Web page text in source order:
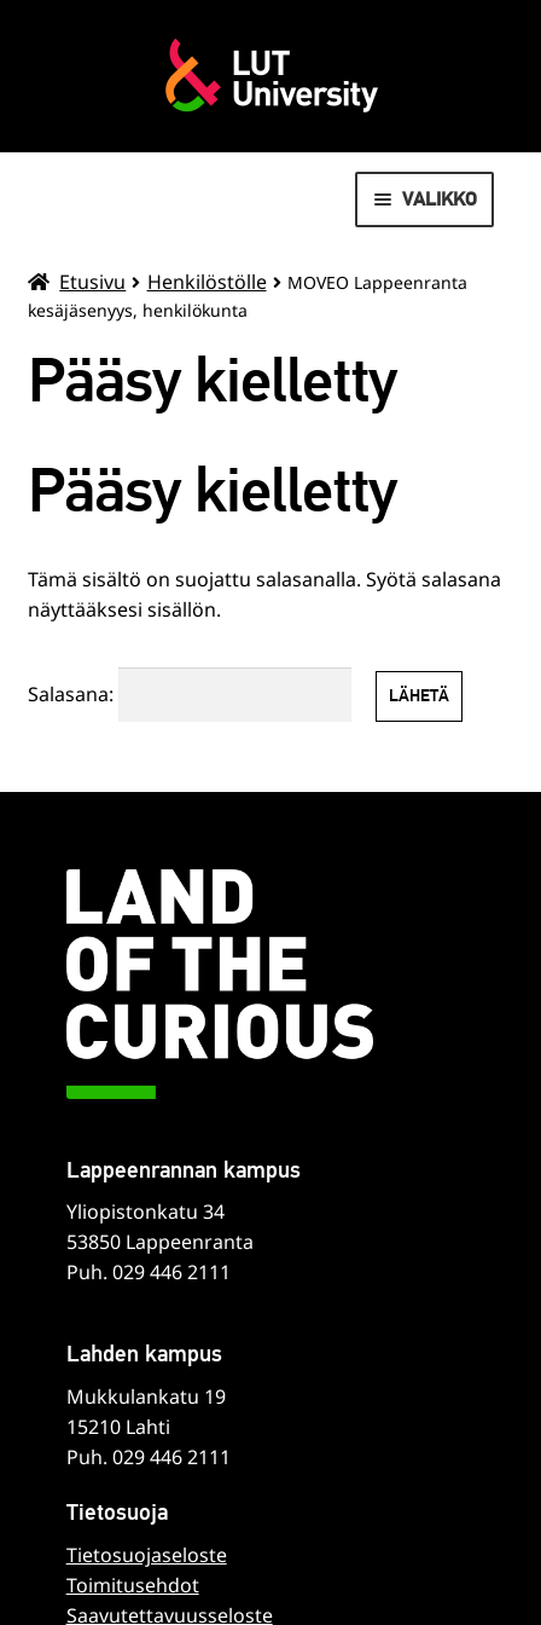
VALIKKO
MOVEO LIIKUNTAPALVELUT
OPISKELIJOILLE
SUMMER SCHOOL
HENKILÖSTÖLLE
MUUT TUOTTEET
Etusivu Henkilöstölle
MOVEO Lappeenranta
kesäjäsenyys, henkilökunta
Pääsy kielletty
Pääsy kielletty
Tämä sisältö on suojattu salasanalla. Syötä salasana
näyttääksesi sisällön.
Salasana:
Lappeenrannan kampus
Yliopistonkatu 34
53850 Lappeenranta
Puh. 029 446 2111
Lahden kampus
Mukkulankatu 19
15210 Lahti
Puh. 029 446 2111
Tietosuoja
Tietosuojaseloste
Toimitusehdot
Saavutettavuusseloste